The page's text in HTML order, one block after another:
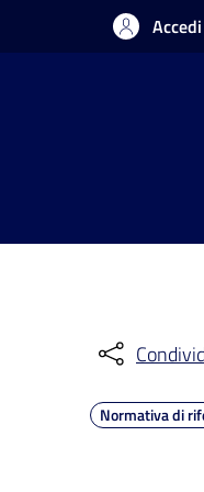
Normativa di